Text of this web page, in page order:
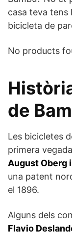
casa teva tens
bicicleta de
No products
de
Les bicicletes
primera
August Oberg
una patent
el 1896.
Alguns dels
Flavio